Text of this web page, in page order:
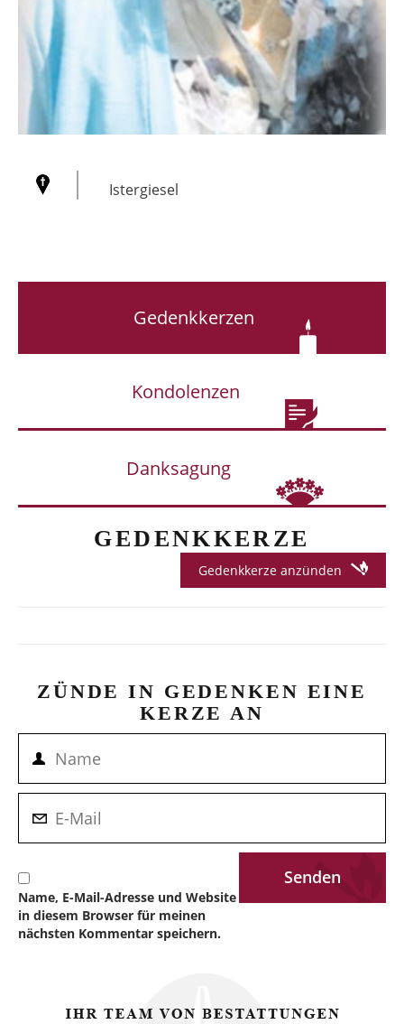
Istergiesel
Gedenkkerzen
Kondolenzen
Danksagung
GEDENKKERZE
Gedenkkerze anzünden
ZÜNDE IN GEDENKEN EINE
KERZE AN
Name, E-Mail-Adresse und Website
in diesem Browser für meinen
nächsten Kommentar speichern.